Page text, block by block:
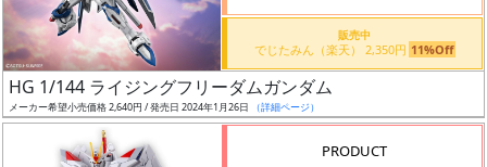
再
販売中
でじたみん（楽天） 2,350円 11%Off
HG 1/144 ライジングフリーダムガンダム
メーカー希望小売価格 2,640円 / 発売日 2024年1月26日 （詳細ページ）
PRODUCT